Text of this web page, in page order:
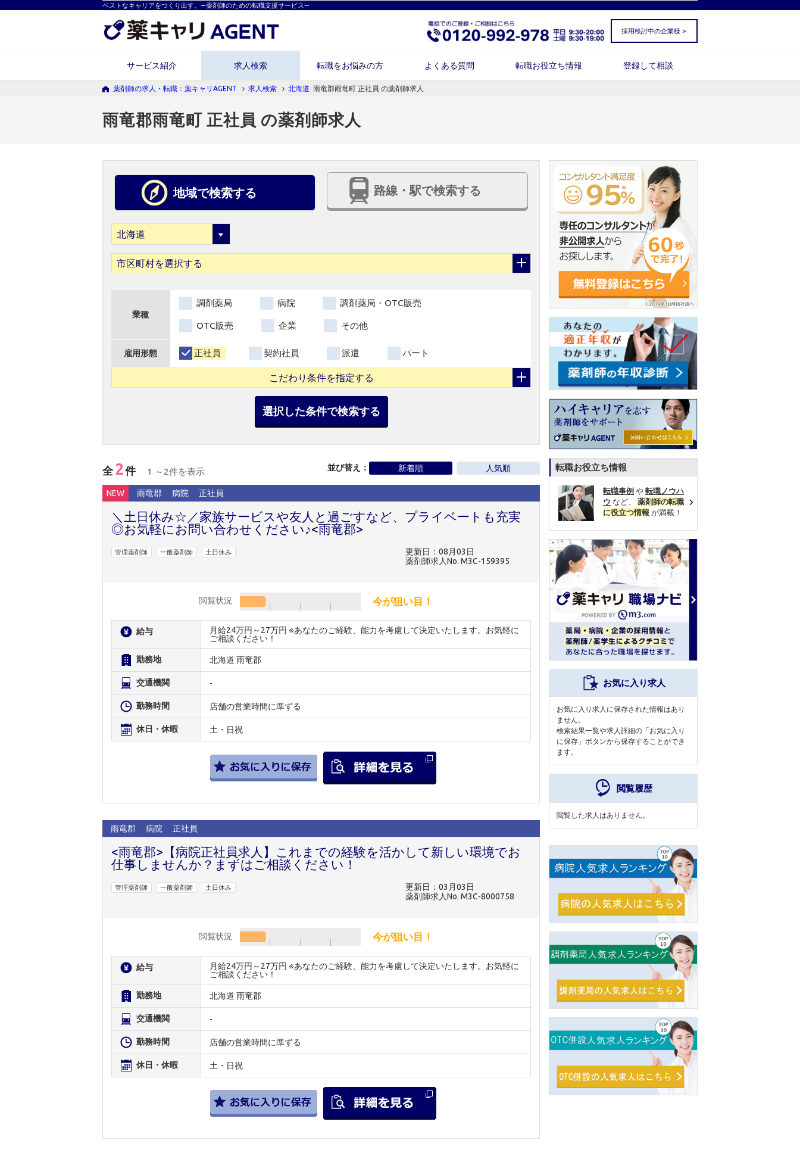
ベストなキャリアをつくり出す。―薬剤師のための転職支援サービス―
採用検討中の企業様 >
サービス紹介 求人検索 転職をお悩みの方 よくある質問 転職お役立ち情報 登録して相談
薬剤師の求人・転職：薬キャリAGENT 求人検索 北海道 雨竜郡雨竜町 正社員 の薬剤師求人
雨竜郡雨竜町 正社員 の薬剤師求人
地域で検索する 路線・駅で検索する
市区町村を選択する
業種
調剤薬局 病院 調剤薬局・OTC販売
OTC販売 企業 その他
雇用形態 正社員 契約社員 派遣 パート
こだわり条件を指定する
選択した条件で検索する
全 2件 1 ～2件を表示 並び替え： 新着順 人気順
NEW 雨竜郡 病院 正社員
＼土日休み☆／家族サービスや友人と過ごすなど、プライベートも充実
◎お気軽にお問い合わせください♪<雨竜郡>
管理薬剤師 一般薬剤師 土日休み
更新日：08月03日
薬剤師求人No. M3C-159395
閲覧状況 今が狙い目！
給与
月給24万円～27万円 ※あなたのご経験、能力を考慮して決定いたします。お気軽に
ご相談ください！
勤務地 北海道 雨竜郡
交通機関 -
勤務時間 店舗の営業時間に準ずる
休日・休暇 土・日祝
雨竜郡 病院 正社員
<雨竜郡>【病院正社員求人】これまでの経験を活かして新しい環境でお
仕事しませんか？まずはご相談ください！
管理薬剤師 一般薬剤師 土日休み
更新日：03月03日
薬剤師求人No. M3C-8000758
閲覧状況 今が狙い目！
給与
月給24万円～27万円 ※あなたのご経験、能力を考慮して決定いたします。お気軽に
ご相談ください！
勤務地 北海道 雨竜郡
交通機関 -
勤務時間 店舗の営業時間に準ずる
休日・休暇 土・日祝
転職お役立ち情報
転職事例 や 転職ノウハ
ウ など、 薬剤師の転職
に役立つ情報 が満載！
お気に入り求人
お気に入り求人に保存された情報はあり
ません。
検索結果一覧や求人詳細の「お気に入り
に保存」ボタンから保存することができ
ます。
閲覧履歴
閲覧した求人はありません。